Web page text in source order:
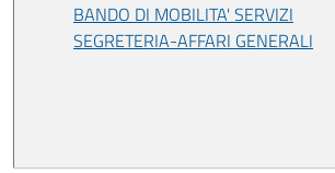
BANDO DI MOBILITA' SERVIZI
SEGRETERIA-AFFARI GENERALI